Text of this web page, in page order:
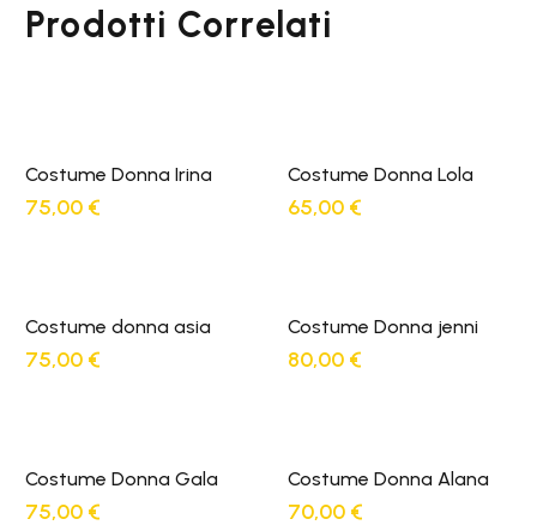
Prodotti Correlati
Costume Donna Irina
75,00 €
Costume Donna Lola
65,00 €
Costume donna asia
75,00 €
Costume Donna jenni
80,00 €
Costume Donna Gala
75,00 €
Costume Donna Alana
70,00 €